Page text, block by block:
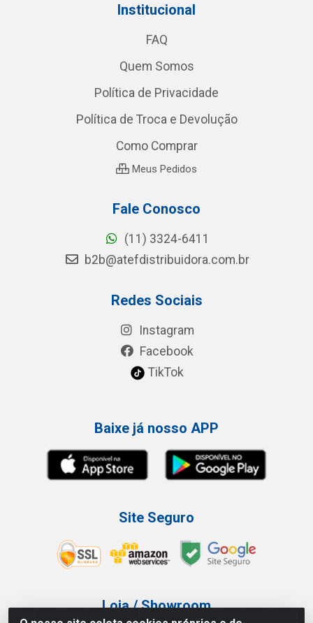
Institucional
FAQ
Quem Somos
Política de Privacidade
Política de Troca e Devolução
Como Comprar
Meus Pedidos
Fale Conosco
(11) 3324-6411
b2b@atefdistribuidora.com.br
Redes Sociais
Instagram
Facebook
TikTok
Baixe já nosso APP
Site Seguro
Loja / Showroom